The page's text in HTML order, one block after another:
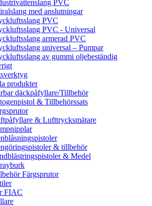
PVC
med anslutningar
PVC
PVC - Universal
armerad PVC
universal – Pumpar
av gummi oljebeständig
produkter
däckpåfyllare/Tillbehör
& Tillbehörssats
& Lufttrycksmätare
& tillbehör
& Medel
Färgsprutor
FIAC